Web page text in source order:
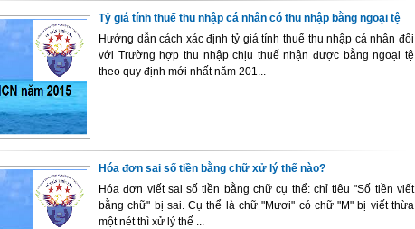
Tỷ giá tính thuế thu nhập cá nhân có thu nhập bằng ngoại tệ
Hướng dẫn cách xác định tỷ giá tính thuế thu nhập cá nhân đối
với Trường hợp thu nhập chịu thuế nhận được bằng ngoại tệ
theo quy định mới nhất năm 201...
Hóa đơn sai số tiền bằng chữ xử lý thế nào?
Hóa đơn viết sai số tiền bằng chữ cụ thể: chỉ tiêu "Số tiền viết
bằng chữ" bị sai. Cụ thể là chữ "Mươi" có chữ "M" bị viết thừa
một nét thì xử lý thế ...